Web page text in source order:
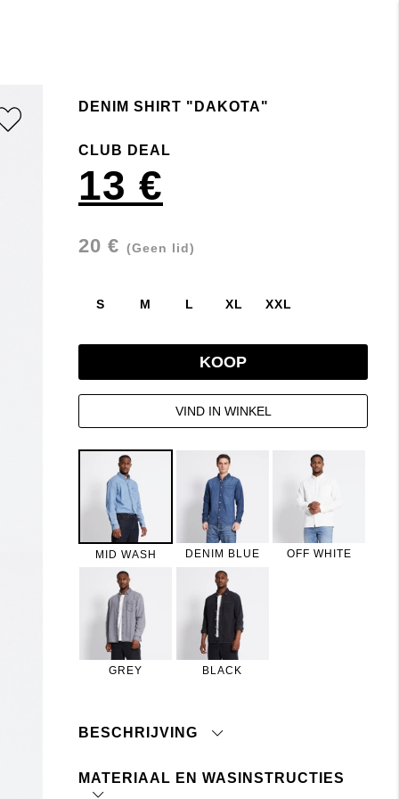
DENIM SHIRT "DAKOTA"
CLUB DEAL
13 €
20 € (Geen lid)
S M L XL XXL
KOOP
VIND IN WINKEL
MID WASH DENIM BLUE OFF WHITE
GREY BLACK
BESCHRIJVING
MATERIAAL EN WASINSTRUCTIES